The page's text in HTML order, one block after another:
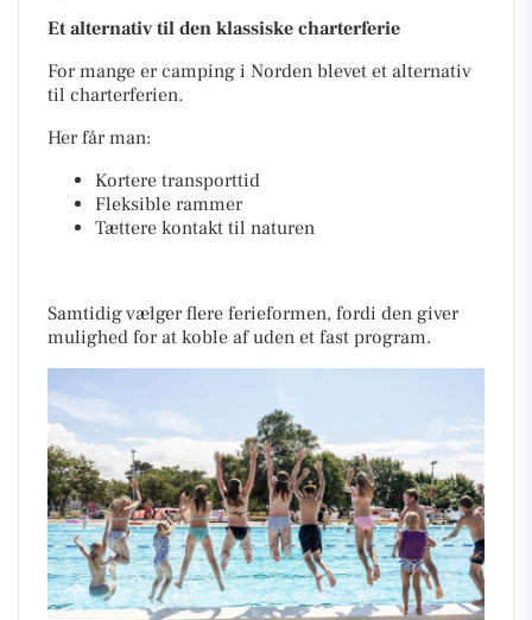
Et alternativ til den klassiske charterferie
For mange er camping i Norden blevet et alternativ
til charterferien.
Her får man:
Kortere transporttid
Fleksible rammer
Tættere kontakt til naturen
Samtidig vælger flere ferieformen, fordi den giver
mulighed for at koble af uden et fast program.